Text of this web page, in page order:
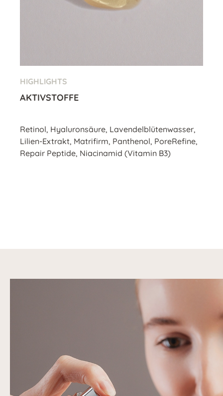
HIGHLIGHTS
AKTIVSTOFFE
Retinol, Hyaluronsäure, Lavendelblütenwasser,
Lilien-Extrakt, Matrifirm, Panthenol, PoreRefine,
Repair Peptide, Niacinamid (Vitamin B3)